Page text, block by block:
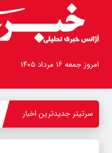
امروز جمعه ۱۶ مرداد ۱۴۰۵
سرتیتر جدیدترین اخبار